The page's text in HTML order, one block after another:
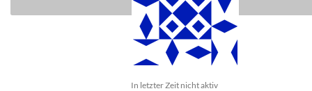
In letzter Zeit nicht aktiv